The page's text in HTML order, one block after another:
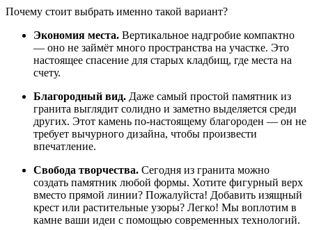
Почему стоит выбрать именно такой вариант?
Экономия места. Вертикальное надгробие компактно
— оно не займёт много пространства на участке. Это
настоящее спасение для старых кладбищ, где места на
счету.
Благородный вид. Даже самый простой памятник из
гранита выглядит солидно и заметно выделяется среди
других. Этот камень по-настоящему благороден — он не
требует вычурного дизайна, чтобы произвести
впечатление.
Свобода творчества. Сегодня из гранита можно
создать памятник любой формы. Хотите фигурный верх
вместо прямой линии? Пожалуйста! Добавить изящный
крест или растительные узоры? Легко! Мы воплотим в
камне ваши идеи с помощью современных технологий.